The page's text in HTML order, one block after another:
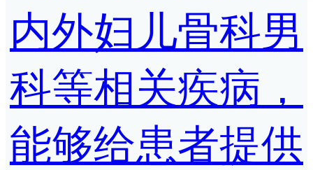
内外妇儿骨科男
科等相关疾病，
能够给患者提供